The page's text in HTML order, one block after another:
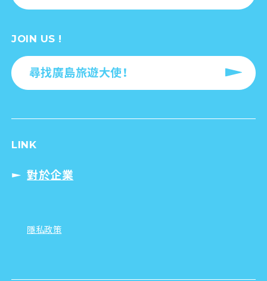
JOIN US !
尋找廣島旅遊大使！
LINK
對於企業
隱私政策